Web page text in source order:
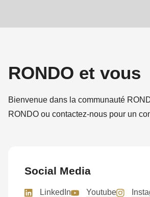
RONDO et vous
Bienvenue dans la communauté
RONDO ou contactez-nous pour un
Social Media
LinkedIn Youtube